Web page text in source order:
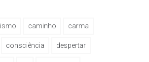
caminho carma
consciência despertar